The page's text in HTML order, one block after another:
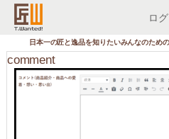
ン
ロ
日本一の匠と逸品を知りたいみんなのた
comment